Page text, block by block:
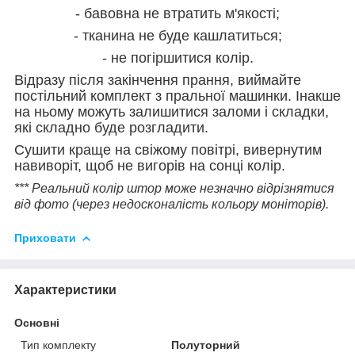
- бавовна не втратить м'якості;
- тканина не буде кашлатиться;
- не погіршитися колір.
Відразу після закінчення прання, виймайте
постільний комплект з пральної машинки. Інакше
на ньому можуть залишитися заломи і складки,
які складно буде розгладити.
Сушити краще на свіжому повітрі, вивернутим
навиворіт, щоб не вигорів на сонці колір.
*** Реальний колір штор може незначно відрізнятися
від фото (через недосконалість кольору моніторів).
Приховати
Характеристики
Основні
Тип комплекту
Полуторний